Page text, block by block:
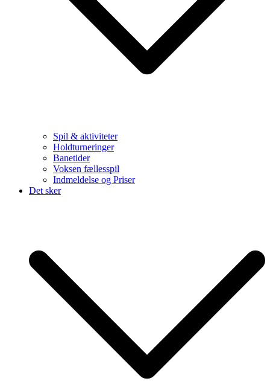
Spil & aktiviteter
Holdturneringer
Banetider
Voksen fællesspil
Indmeldelse og Priser
Det sker